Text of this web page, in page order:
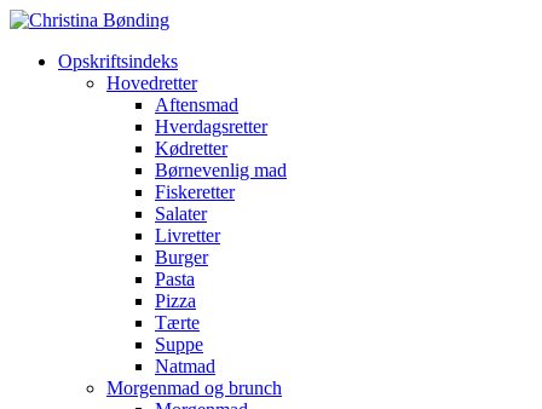
Opskriftsindeks
Hovedretter
Aftensmad
Hverdagsretter
Kødretter
Børnevenlig mad
Fiskeretter
Salater
Livretter
Burger
Pasta
Pizza
Tærte
Suppe
Natmad
Morgenmad og brunch